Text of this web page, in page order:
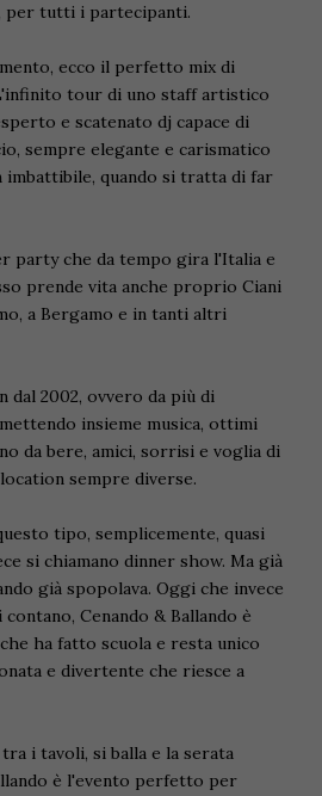
per tutti i partecipanti.
ecco il perfetto mix di
tour di uno staff artistico
e scatenato dj capace di
sempre elegante e carismatico
imbattibile, quando si tratta di far
party che da tempo gira l'Italia e
prende vita anche proprio Ciani
a Bergamo e in tanti altri
dal 2002, ovvero da più di
insieme musica, ottimi
da bere, amici, sorrisi e voglia di
sempre diverse.
tipo, semplicemente, quasi
si chiamano dinner show. Ma già
già spopolava. Oggi che invece
Cenando & Ballando è
ha fatto scuola e resta unico
e divertente che riesce a
tra i tavoli, si balla e la serata
è l'evento perfetto per